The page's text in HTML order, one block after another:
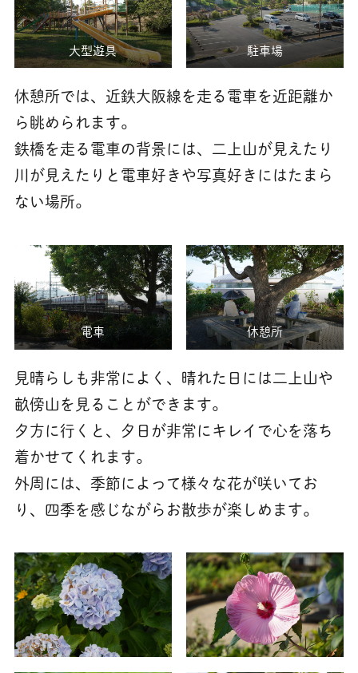
大型遊具 駐車場
休憩所では、近鉄大阪線を走る電車を近距離か
ら眺められます。
鉄橋を走る電車の背景には、二上山が見えたり
川が見えたりと電車好きや写真好きにはたまら
ない場所。
電車 休憩所
見晴らしも非常によく、晴れた日には二上山や
畝傍山を見ることができます。
夕方に行くと、夕日が非常にキレイで心を落ち
着かせてくれます。
外周には、季節によって様々な花が咲いてお
り、四季を感じながらお散歩が楽しめます。